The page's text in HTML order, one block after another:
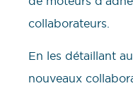
collaborateurs.
En les détaillant
nouveaux